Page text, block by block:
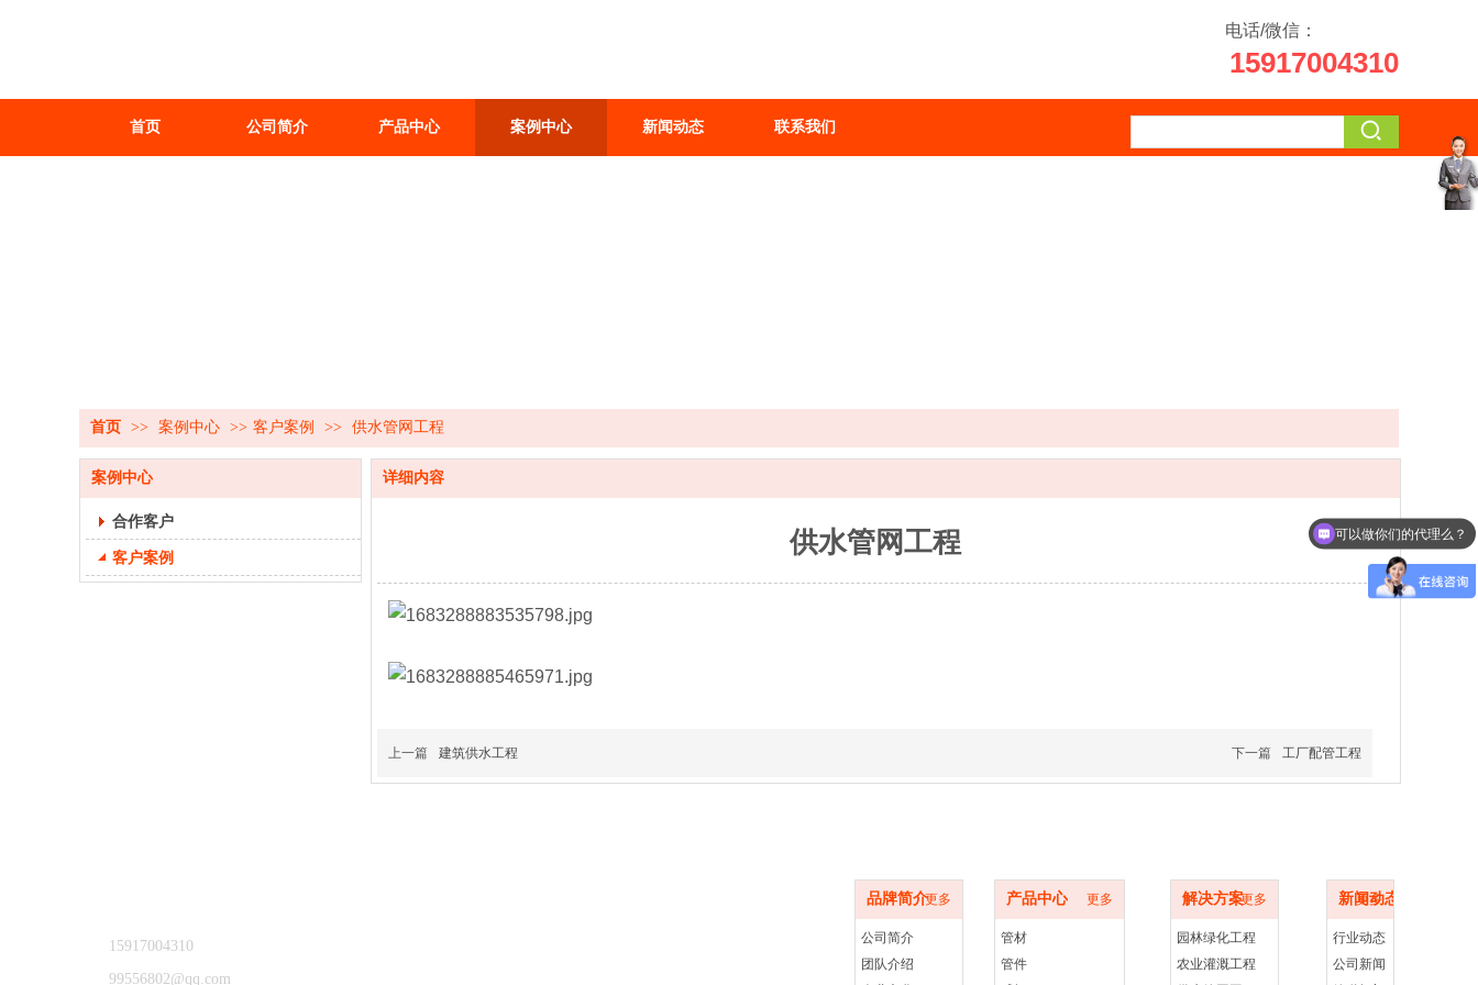
15917004310
电话/微信：
首页 公司简介 产品中心 案例中心 新闻动态 联系我们
首页 >> 案例中心 >> 客户案例 >> 供水管网工程
案例中心
合作客户
客户案例
详细内容
供水管网工程
上一篇 建筑供水工程 下一篇 工厂配管工程
品牌简介更多
公司简介
团队介绍
产品中心 更多
管材
管件
解决方案更多
园林绿化工程
农业灌溉工程
新闻动态
更多
行业动态
公司新闻
15917004310
99556802@qq.com
可以做你们的代理么？